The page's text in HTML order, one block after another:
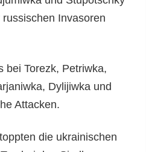
Invasoren
bei Torezk, Petriwka,
Dylijiwka und
Attacken.
die ukrainischen